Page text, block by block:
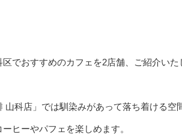
でおすすめのカフェを2店舗、ご紹介いた
山科店」では馴染みがあって落ち着ける空
ヒーやパフェを楽しめます。